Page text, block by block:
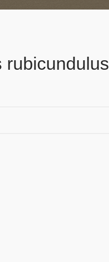
rubicundulus